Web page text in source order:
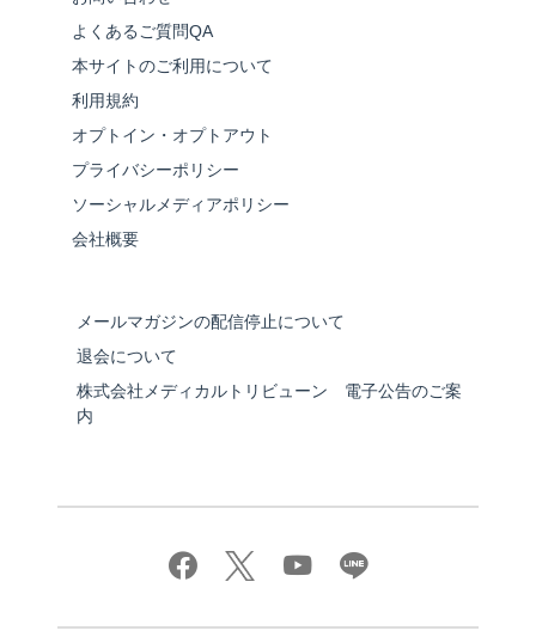
よくあるご質問QA
本サイトのご利用について
利用規約
オプトイン・オプトアウト
プライバシーポリシー
ソーシャルメディアポリシー
会社概要
メールマガジンの配信停止について
退会について
株式会社メディカルトリビューン 電子公告のご案
内